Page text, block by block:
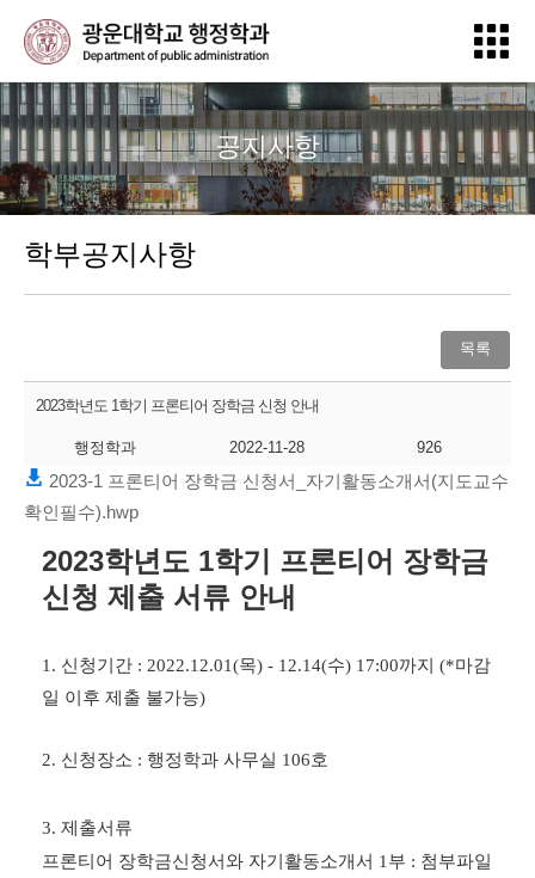
공지사항
학부공지사항
목록
2023학년도 1학기 프론티어 장학금 신청 안내
행정학과 2022-11-28 926
2023-1 프론티어 장학금 신청서_자기활동소개서(지도교수
확인필수).hwp
2023학년도 1학기 프론티어 장학금
신청 제출 서류 안내
1. 신청기간 : 2022.12.01(목) - 12.14(수) 17:00까지 (*마감
일 이후 제출 불가능)
2. 신청장소 : 행정학과 사무실 106호
3. 제 출서류
프론티어 장학금신청서와 자기활동소개서 1부 : 첨부파일